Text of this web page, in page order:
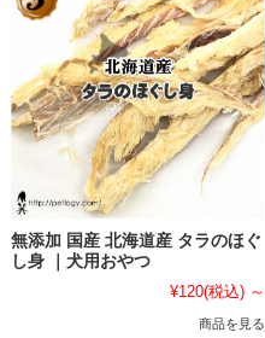
無添加 国産 北海道産 タラのほぐ
し身 ｜犬用おやつ
¥120(税込) ～
商品を見る